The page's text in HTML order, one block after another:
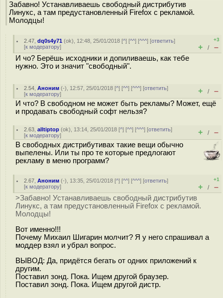
Забавно! Устанавливаешь свободный дистрибутив
Линукс, а там предустановленный Firefox с рекламой.
Молодцы!
2.47 ,dq0s4y71 (ok), 12:48, 25/01/2018 [^] [^^] [^^^] [ответить]
[к модератору]
+3
+ / –
И чо? Берёшь исходники и допиливаешь, как тебе
нужно. Это и значит "свободный".
2.54 ,Аноним (-), 12:57, 25/01/2018 [^] [^^] [^^^] [ответить]
[к модератору] + / –
И что? В свободном не может быть рекламы? Может, ещё
и продавать свободный софт нельзя?
2.63 ,alltiptop (ok), 13:14, 25/01/2018 [^] [^^] [^^^] [ответить]
[к модератору] + / –
В свободных дистрибутивах такие вещи обычно
выпелены. Или ты про те которые предлогают
рекламу в меню программ?
2.67 ,Аноним (-), 13:35, 25/01/2018 [^] [^^] [^^^] [ответить]
[к модератору]
+1
+ / –
>Забавно! Устанавливаешь свободный дистрибутив
Линукс, а там предустановленный Firefox с рекламой.
Молодцы!
Вот именно!!!
Почему Михаил Шигарин молчит? Я у него спрашивал а
моддер взял и убрал вопрос.
ВЫВОД: Да, придётся бегать от одних приложений к
другим.
Поставил зонд. Пока. Ищем другой браузер.
Поставил зонд. Пока. Ищем другой дистр.